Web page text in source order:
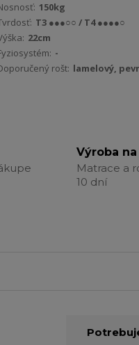
150kg
T3 ●●●○○ / T4 ●●●●○
22cm
-
rošt: lamelový,
Výroba
Matrace a
10 dní